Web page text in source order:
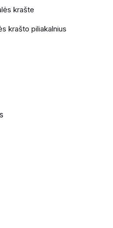
krašte
krašto piliakalnius